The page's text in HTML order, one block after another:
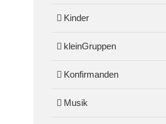
Kinder
kleinGruppen
Konfirmanden
Musik